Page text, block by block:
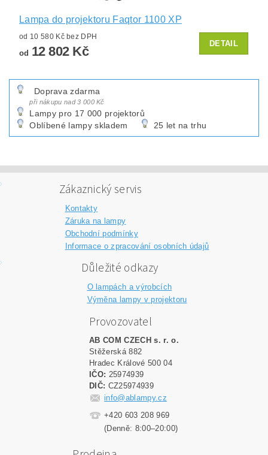
Lampa do projektoru Faqtor 1100 XP
od 10 580 Kč bez DPH
od 12 802 Kč
DETAIL
Doprava zdarma
při nákupu nad 3 000 Kč
Lampy pro 17 000 projektorů
Oblíbené lampy skladem
25 let na trhu
Zákaznický servis
Kontakty
Záruka na lampy
Obchodní podmínky
Informace o zpracování osobních údajů
Důležité odkazy
O lampách a výrobcích
Výměna lampy v projektoru
Provozovatel
AB COM CZECH s. r. o.
Stěžerská 882
Hradec Králové 500 04
IČO: 25974939
DIČ: CZ25974939
info@ablampy.cz
+420 603 208 969
(Denně: 8:00–20:00)